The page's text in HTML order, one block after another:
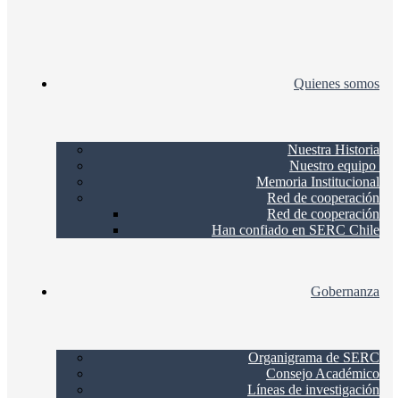
Quienes somos
Nuestra Historia
Nuestro equipo
Memoria Institucional
Red de cooperación
Red de cooperación
Han confiado en SERC Chile
Gobernanza
Organigrama de SERC
Consejo Académico
Líneas de investigación